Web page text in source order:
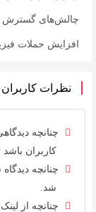
چالش‌های گسترش
افزایش حملات
نظرات کاربران
چنانچه
کاربران باشد
چنانچه
شد.
چنانچه از